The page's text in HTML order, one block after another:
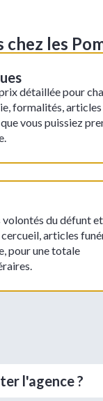
chez les
détaillée pour
formalités, articles
vous puissiez
du défunt
articles
pour une totale
l'agence ?